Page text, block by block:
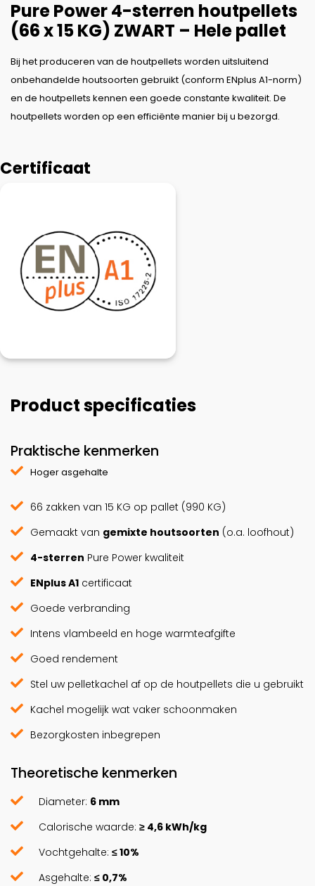
Pure Power 4-sterren houtpellets
(66 x 15 KG) ZWART – Hele pallet
Bij het produceren van de houtpellets worden uitsluitend
onbehandelde houtsoorten gebruikt (conform ENplus A1-norm)
en de houtpellets kennen een goede constante kwaliteit. De
houtpellets worden op een efficiënte manier bij u bezorgd.
Certificaat
Product specificaties
Praktische kenmerken
Hoger asgehalte
66 zakken van 15 KG op pallet (990 KG)
Gemaakt van gemixte houtsoorten (o.a. loofhout)
4-sterren Pure Power kwaliteit
ENplus A1 certificaat
Goede verbranding
Intens vlambeeld en hoge warmteafgifte
Goed rendement
Stel uw pelletkachel af op de houtpellets die u gebruikt
Kachel mogelijk wat vaker schoonmaken
Bezorgkosten inbegrepen
Theoretische kenmerken
Diameter: 6 mm
Calorische waarde: ≥ 4,6 kWh/kg
Vochtgehalte: ≤ 10%
Asgehalte: ≤ 0,7%